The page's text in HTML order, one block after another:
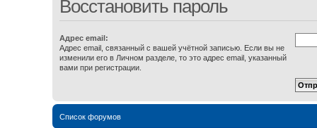
Восстановить пароль
Адрес email:
Адрес email, связанный с вашей учётной записью. Если вы не
изменили его в Личном разделе, то это адрес email, указанный
вами при регистрации.
Список форумов